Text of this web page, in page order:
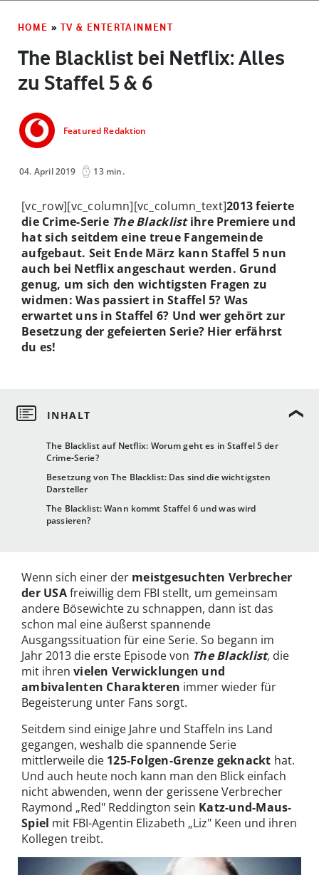
HOME » TV & ENTERTAINMENT
The Blacklist bei Netflix: Alles
zu Staffel 5 & 6
Featured Redaktion
04. April 2019 13 min.
The Blacklist auf Netflix: Worum geht es in Staffel 5 der
Crime-Serie?
Besetzung von The Blacklist: Das sind die wichtigsten
Darsteller
The Blacklist: Wann kommt Staffel 6 und was wird
passieren?
[vc_row][vc_column][vc_column_text]2013 feierte
die Crime-Serie The Blacklistihre Premiere und
hat sich seitdem eine treue Fangemeinde
aufgebaut. Seit Ende März kann Staffel 5 nun
auch bei Netflix angeschaut werden. Grund
genug, um sich den wichtigsten Fragen zu
widmen: Was passiert in Staffel 5? Was
erwartet uns in Staffel 6? Und wer gehört zur
Besetzung der gefeierten Serie? Hier erfährst
du es!
Wenn sich einer der meistgesuchten Verbrecher
der USAfreiwillig dem FBI stellt, um gemeinsam
andere Bösewichte zu schnappen, dann ist das
schon mal eine äußerst spannende
Ausgangssituation für eine Serie. So begann im
Jahr 2013 die erste Episode von The Blacklist, die
mit ihren vielen Verwicklungen und
ambivalenten Charakteren immer wieder für
Begeisterung unter Fans sorgt.
Seitdem sind einige Jahre und Staffeln ins Land
gegangen, weshalb die spannende Serie
mittlerweile die 125-Folgen-Grenze geknackt hat.
Und auch heute noch kann man den Blick einfach
nicht abwenden, wenn der gerissene Verbrecher
Raymond „Red" Reddington sein Katz-und-Maus-
Spiel mit FBI-Agentin Elizabeth „Liz" Keen und ihren
Kollegen treibt.